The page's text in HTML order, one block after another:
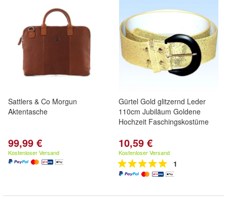
Sattlers & Co Morgun
Aktentasche
99,99 €
Kostenloser Versand
Gürtel Gold glitzernd Leder
110cm Jubiläum Goldene
Hochzeit Faschingskostüme
10,59 €
Kostenloser Versand
1